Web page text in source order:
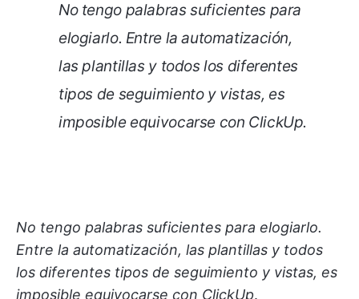
No tengo palabras suficientes para
elogiarlo. Entre la automatización,
las plantillas y todos los diferentes
tipos de seguimiento y vistas, es
imposible equivocarse con ClickUp.
No tengo palabras suficientes para elogiarlo.
Entre la automatización, las plantillas y todos
los diferentes tipos de seguimiento y vistas, es
imposible equivocarse con ClickUp.